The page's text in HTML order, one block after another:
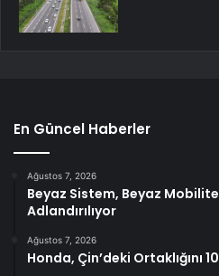
En Güncel Haberler
Ağustos 7, 2026
Beyaz Sistem, Beyaz
Adlandırılıyor
Ağustos 7, 2026
Honda, Çin’deki Ortaklığını